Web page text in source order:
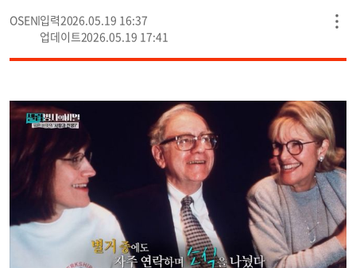
OSEN
2026.05.19 16:37
2026.05.19 17:41